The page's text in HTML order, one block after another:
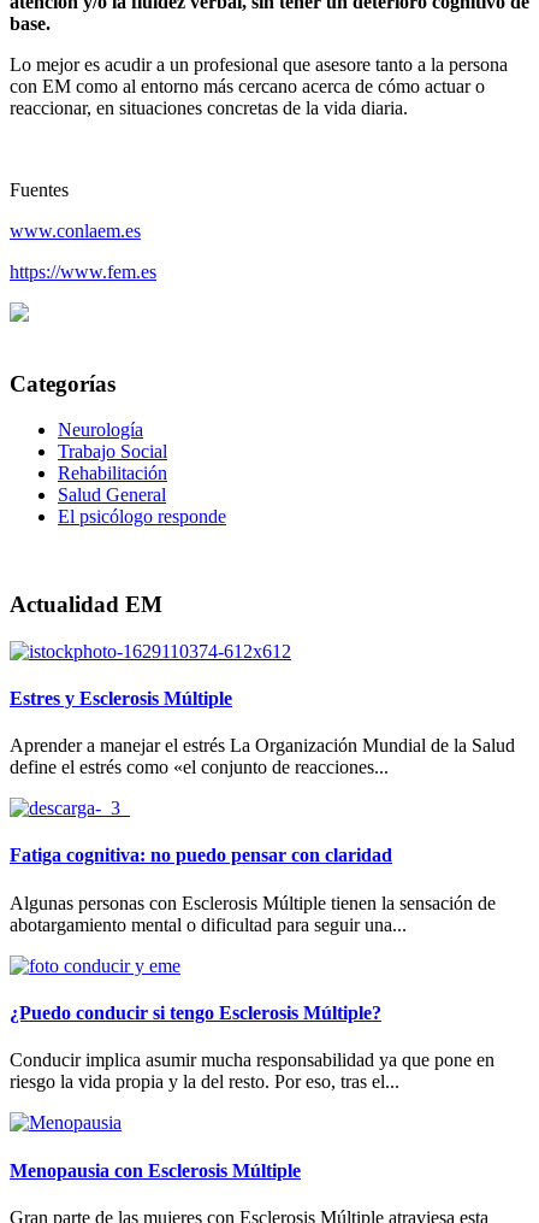
base.
Lo mejor es acudir a un profesional que asesore tanto a la persona
con EM como al entorno más cercano acerca de cómo actuar o
reaccionar, en situaciones concretas de la vida diaria.
Fuentes
www.conlaem.es
https://www.fem.es
Categorías
Neurología
Trabajo Social
Rehabilitación
Salud General
El psicólogo responde
Actualidad EM
Estres y Esclerosis Múltiple
Aprender a manejar el estrés La Organización Mundial de la Salud
define el estrés como «el conjunto de reacciones...
Fatiga cognitiva: no puedo pensar con claridad
Algunas personas con Esclerosis Múltiple tienen la sensación de
abotargamiento mental o dificultad para seguir una...
¿Puedo conducir si tengo Esclerosis Múltiple?
Conducir implica asumir mucha responsabilidad ya que pone en
riesgo la vida propia y la del resto. Por eso, tras el...
Menopausia con Esclerosis Múltiple
Gran parte de las mujeres con Esclerosis Múltiple atraviesa esta